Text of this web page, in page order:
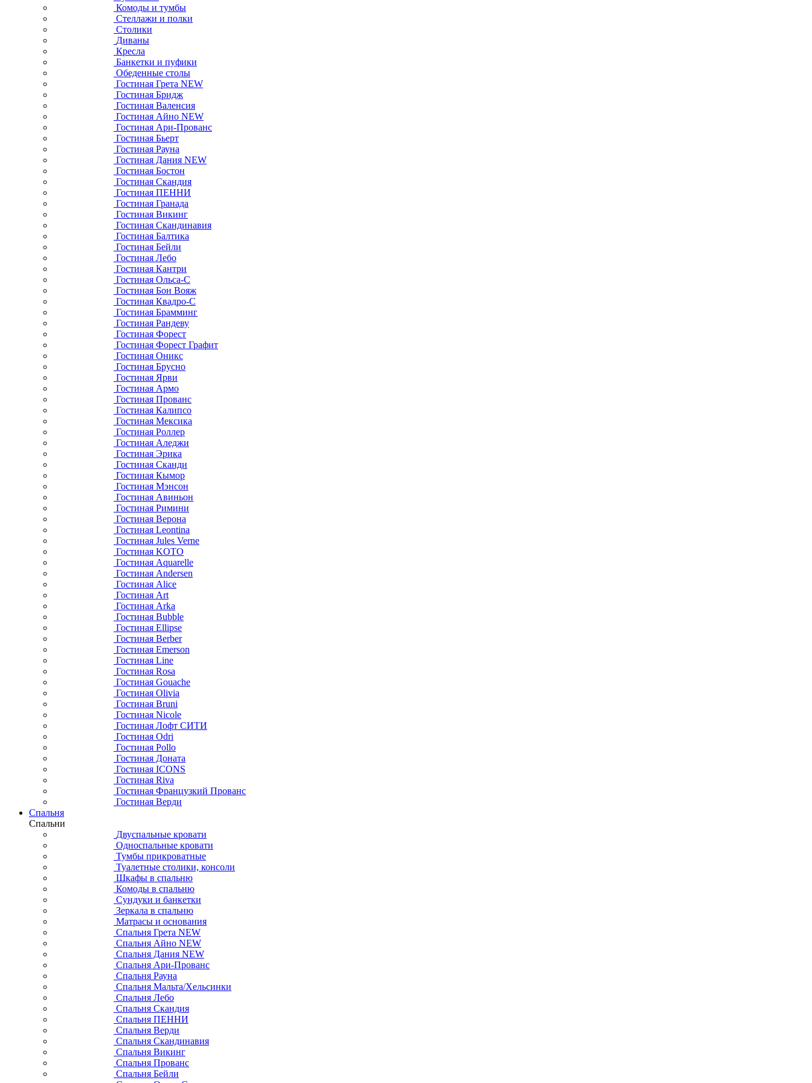
Комоды и тумбы
Стеллажи и полки
Столики
Диваны
Кресла
Банкетки и пуфики
Обеденные столы
Гостиная Грета NEW
Гостиная Бридж
Гостиная Валенсия
Гостиная Айно NEW
Гостиная Ари-Прованс
Гостиная Бьерт
Гостиная Рауна
Гостиная Дания NEW
Гостиная Бостон
Гостиная Скандия
Гостиная ПЕННИ
Гостиная Гранада
Гостиная Викинг
Гостиная Скандинавия
Гостиная Балтика
Гостиная Бейли
Гостиная Лебо
Гостиная Кантри
Гостиная Ольса-С
Гостиная Бон Вояж
Гостиная Квадро-С
Гостиная Брамминг
Гостиная Рандеву
Гостиная Форест
Гостиная Форест Графит
Гостиная Оникс
Гостиная Брусно
Гостиная Ярви
Гостиная Армо
Гостиная Прованс
Гостиная Калипсо
Гостиная Мексика
Гостиная Роллер
Гостиная Аледжи
Гостиная Эрика
Гостиная Сканди
Гостиная Кымор
Гостиная Мэнсон
Гостиная Авиньон
Гостиная Римини
Гостиная Верона
Гостиная Leontina
Гостиная Jules Verne
Гостиная KOTO
Гостиная Aquarelle
Гостиная Andersen
Гостиная Alice
Гостиная Art
Гостиная Arka
Гостиная Bubble
Гостиная Ellipse
Гостиная Berber
Гостиная Emerson
Гостиная Line
Гостиная Rosa
Гостиная Gouache
Гостиная Olivia
Гостиная Bruni
Гостиная Nicole
Гостиная Лофт СИТИ
Гостиная Odri
Гостиная Pollo
Гостиная Доната
Гостиная ICONS
Гостиная Riva
Гостиная Французкий Прованс
Гостиная Верди
Спальня
Спальни
Двуспальные кровати
Односпальные кровати
Тумбы прикроватные
Туалетные столики, консоли
Шкафы в спальню
Комоды в спальню
Сундуки и банкетки
Зеркала в спальню
Матрасы и основания
Спальня Грета NEW
Спальня Айно NEW
Спальня Дания NEW
Спальня Ари-Прованс
Спальня Рауна
Спальня Мальта/Хельсинки
Спальня Лебо
Спальня Скандия
Спальня ПЕННИ
Спальня Верди
Спальня Скандинавия
Спальня Викинг
Спальня Прованс
Спальня Бейли